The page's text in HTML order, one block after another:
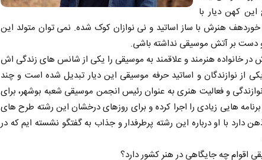
این کهن دیار با
خوردهف هنرش با ساز اساتید و نی نوازان کوک شده. نمی توان متولد این
و دست بر آتش موسیقی نداشته باشی.
در خانواده هنرمند و علاقمند به موسیقی را یکی از شانس های زندگی اش
از نوازندگان و اساتید حرفه موسیقی این دیار تبدیل شده است و چند
و فعالیت هنری به عنوان رئیس انجمن موسیقی شعبه بوشهر، برای
هایی زیادی را اجرا کرده و برای روزهای درخشان این رشته طرح های
دارد با او درباره این رشته پرطرفدار و جذاب به گفتگو نشسته ایم که در
اقوام چه جایگاهی در هنر کشور دارد؟